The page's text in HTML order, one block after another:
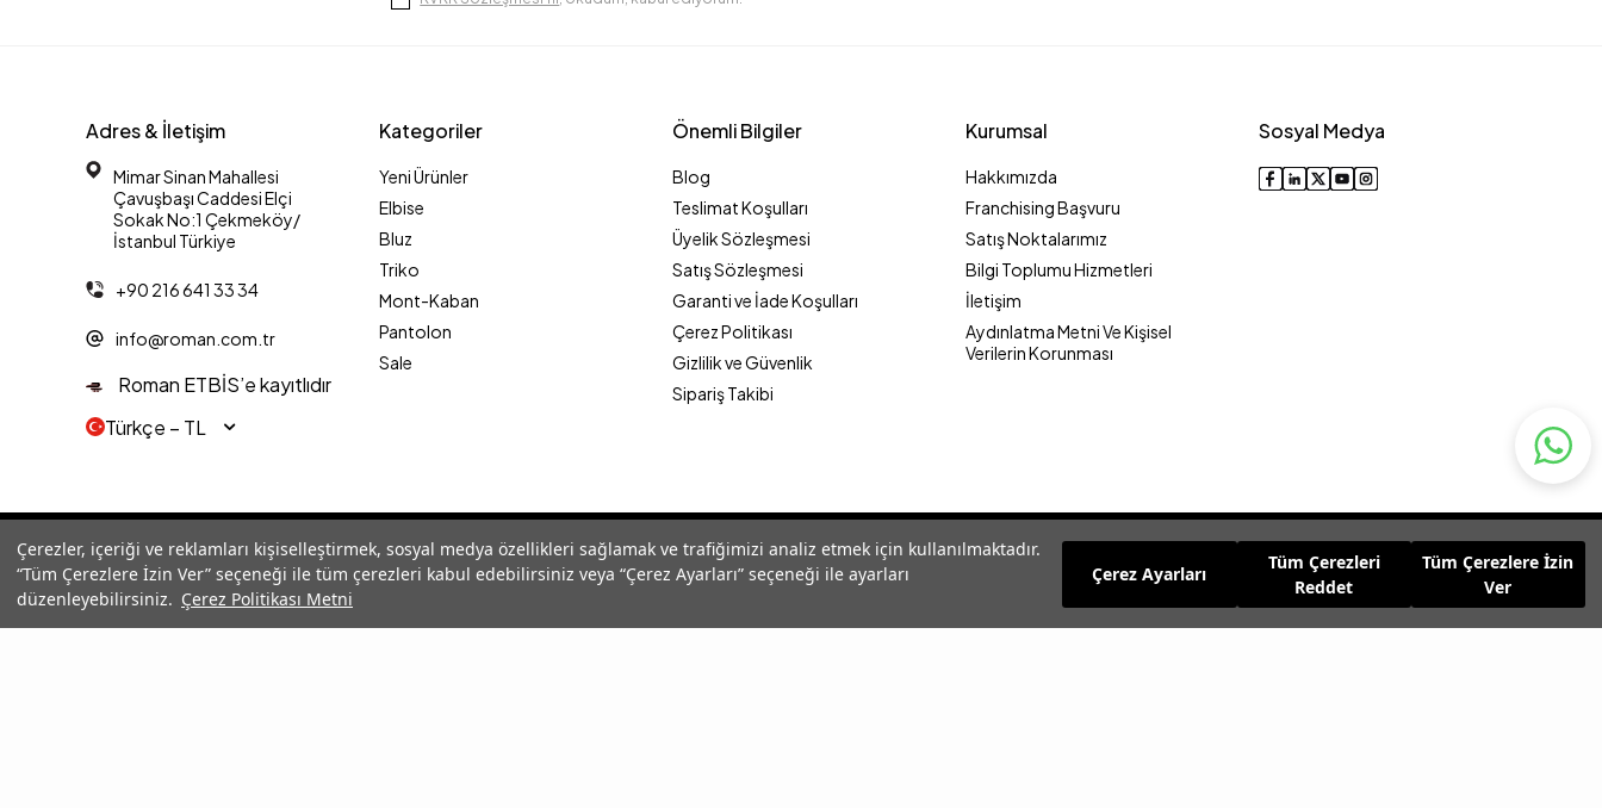
Çerezler, içeriği ve reklamları kişiselleştirmek, sosyal medya özellikleri sağlamak ve trafiğimizi analiz etmek için kullanılmaktadır.
“Tüm Çerezlere İzin Ver” seçeneği ile tüm çerezleri kabul edebilirsiniz veya “Çerez Ayarları” seçeneği ile ayarları
düzenleyebilirsiniz. Çerez Politikası Metni
Çerez Ayarları
Tüm Çerezleri
Reddet
Tüm Çerezlere İzin
Ver
Adres & İletişim
Mimar Sinan Mahallesi
Çavuşbaşı Caddesi Elçi
Sokak No:1 Çekmeköy/
İstanbul Türkiye
+90 216 641 33 34
info@roman.com.tr
Roman ETBİS’e kayıtlıdır
Türkçe − TL
Kategoriler
Yeni Ürünler
Elbise
Bluz
Triko
Mont-Kaban
Pantolon
Sale
Önemli Bilgiler
Blog
Teslimat Koşulları
Üyelik Sözleşmesi
Satış Sözleşmesi
Garanti ve İade Koşulları
Çerez Politikası
Gizlilik ve Güvenlik
Sipariş Takibi
Kurumsal
Hakkımızda
Franchising Başvuru
Satış Noktalarımız
Bilgi Toplumu Hizmetleri
İletişim
Aydınlatma Metni Ve Kişisel
Verilerin Korunması
Sosyal Medya
© 2025 Roman® Tüm Hakları Saklıdır, İzinsiz kullanılamaz